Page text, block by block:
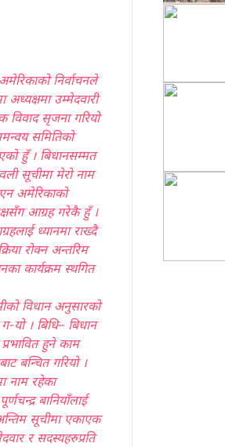
निर्वाचनले
उम्मेदवारी
विवाद सृजना गरियो
समितिको
हुँ । बिधानसम्मत
सूचीमा मेरो नाम
अमेरिकाको
आग्रह गरेकै हुँ ।
ध्यानमा राख्दै
रोक्न अन्तरिम
कार्यक्रम स्थगित
विधान अनुसारको
यो । बिधि– बिधान
हुने काम
बन्चित गरियो ।
नाम रहेका
बानियाँलाई
सूचीमा एकाएक
र सदस्यहरुप्रति